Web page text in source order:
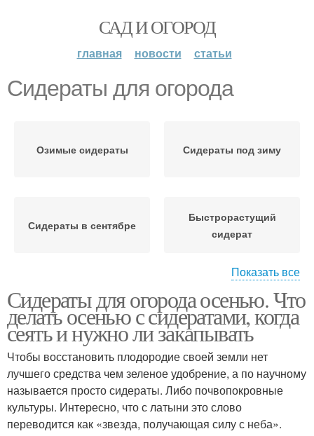
САД И ОГОРОД
главная новости статьи
Сидераты для огорода
Озимые сидераты Сидераты под зиму
Сидераты в сентябре
Быстрорастущий
сидерат
Сидераты для почвы Сидераты от сорняков
Сидераты для
глинистой почвы
Бобовые сидераты
Показать все
Сидераты для огорода осенью. Что
делать осенью с сидератами, когда
сеять и нужно ли закапывать
Чтобы восстановить плодородие своей земли нет
лучшего средства чем зеленое удобрение, а по научному
называется просто сидераты. Либо почвопокровные
культуры. Интересно, что с латыни это слово
переводится как «звезда, получающая силу с неба».